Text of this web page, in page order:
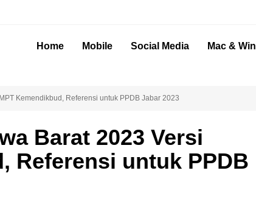
Home Mobile Social Media Mac & Win
Kemendikbud, Referensi untuk PPDB Jabar 2023
Barat 2023 Versi
Referensi untuk PPDB